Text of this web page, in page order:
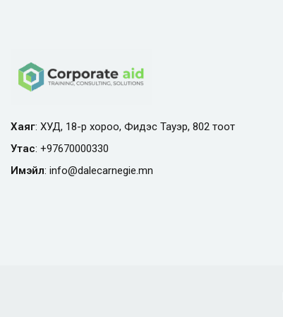
Хаяг: ХУД, 18-р хороо, Фидэс Тауэр, 802 тоот
Утас: +97670000330
Имэйл: info@dalecarnegie.mn